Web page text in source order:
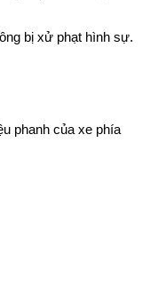
bị xử phạt hình sự.
phanh của xe phía